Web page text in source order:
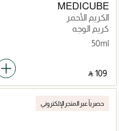
MEDICUBE
الكريم الأحمر
كريم الوجه
50ml
‎ ⃁ ⁦109⁩ ‎
حصرياً عبر المتجر الإلكتروني